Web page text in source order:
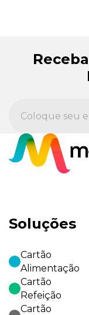
Soluções
Cartão
Alimentação
Cartão
Refeição
Cartão